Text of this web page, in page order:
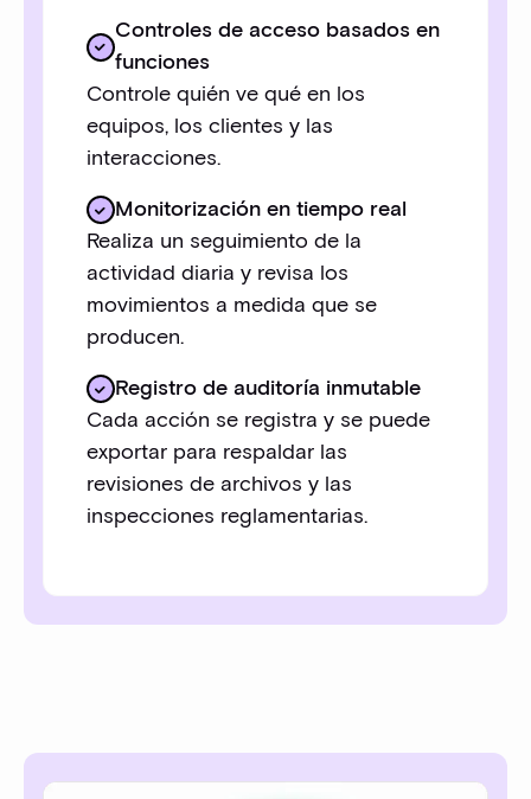
Controles de acceso basados en
funciones
Controle quién ve qué en los
equipos, los clientes y las
interacciones.
Monitorización en tiempo real
Realiza un seguimiento de la
actividad diaria y revisa los
movimientos a medida que se
producen.
Registro de auditoría inmutable
Cada acción se registra y se puede
exportar para respaldar las
revisiones de archivos y las
inspecciones reglamentarias.